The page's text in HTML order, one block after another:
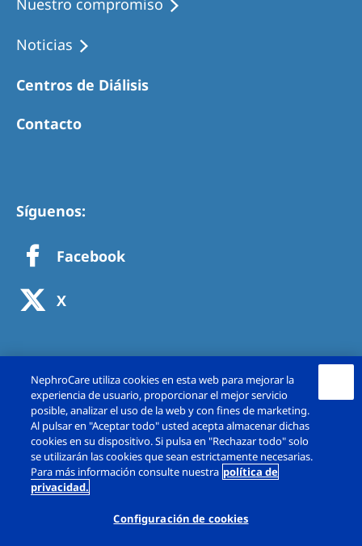
Nuestro compromiso
Noticias
Centros de Diálisis
Contacto
Síguenos:
Facebook
X
Copyright © Fresenius Medical Care España,
S.A.U. 2026. Todos los derechos reservado.
Política de Privacidad
NephroCare utiliza cookies en esta web para mejorar la
experiencia de usuario, proporcionar el mejor servicio
posible, analizar el uso de la web y con fines de marketing.
Al pulsar en "Aceptar todo" usted acepta almacenar dichas
cookies en su dispositivo. Si pulsa en "Rechazar todo" solo
se utilizarán las cookies que sean estrictamente necesarias.
Para más información consulte nuestra política de
privacidad.
Configuración de cookies